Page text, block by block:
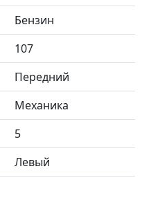
Бензин
107
Передний
Механика
5
Левый